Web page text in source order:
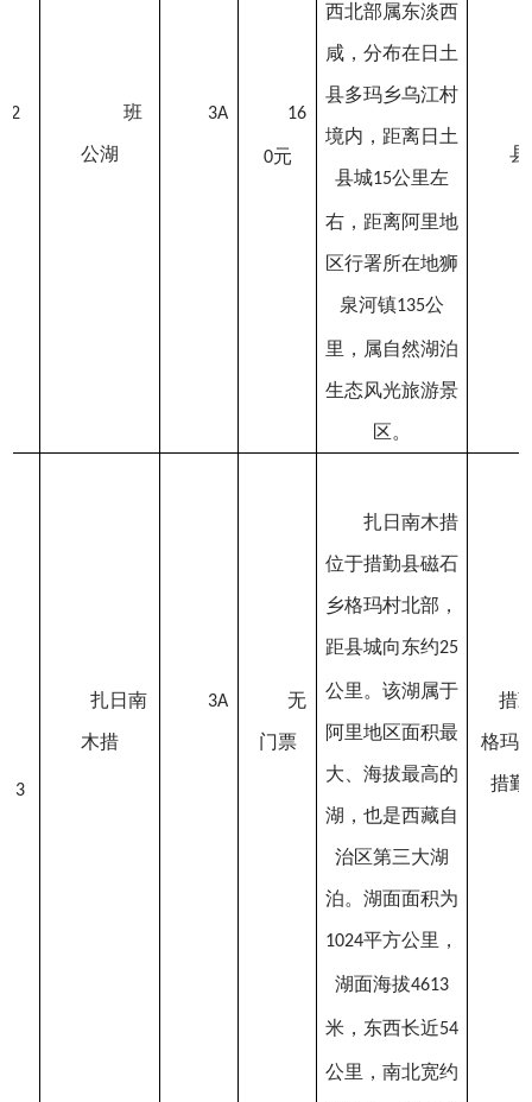
2 班
公湖
3A 16
0元
西北部属东淡西
咸，分布在日土
县多玛乡乌江村
境内，距离日土
县城15公里左
右，距离阿里地
区行署所在地狮
泉河镇135公
里，属自然湖泊
生态风光旅游景
区。
县
3
扎日南
木措
3A 无
门票
扎日南木措
位于措勤县磁石
乡格玛村北部，
距县城向东约25
公里。该湖属于
阿里地区面积最
大、海拔最高的
湖，也是西藏自
治区第三大湖
泊。湖面面积为
1024平方公里，
湖面海拔4613
米，东西长近54
公里，南北宽约
措
格玛
措勤